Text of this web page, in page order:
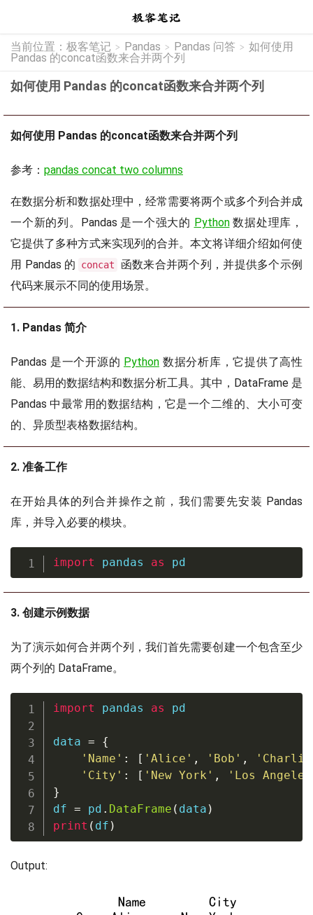
当前位置： 极客笔记 > Pandas > Pandas 问答 > 如何使用
Pandas 的concat函数来合并两个列
如何使用 Pandas 的concat函数来合并两个列
如何使用 Pandas 的concat函数来合并两个列
参考： pandas concat two columns
在数据分析和数据处理中，经常需要将两个或多个列合并成
一个新的列。Pandas 是一个强大的 Python数据处理库，
它提供了多种方式来实现列的合并。本文将详细介绍如何使
用 Pandas 的
concat
函数来合并两个列，并提供多个示例
代码来展示不同的使用场景。
1. Pandas 简介
Pandas 是一个开源的 Python 数据分析库，它提供了高性
能、易用的数据结构和数据分析工具。其中，DataFrame 是
Pandas 中最常用的数据结构，它是一个二维的、大小可变
的、异质型表格数据结构。
2. 准备工作
在开始具体的列合并操作之前，我们需要先安装 Pandas
库，并导入必要的模块。
import pandas as pd
3. 创建示例数据
为了演示如何合并两个列，我们首先需要创建一个包含至少
两个列的 DataFrame。
import pandas as pd
data =
{
'Name' : [ 'Alice' , 'Bob' ,
'City' : [ 'New York' ,
'Los
}
df = pd . DataFrame ( data )
print ( df )
Output: